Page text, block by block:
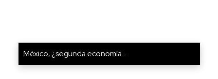
México, ¿segunda economía...